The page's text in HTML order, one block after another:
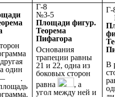
один
.
Г-8
№3-5
Площади фигур.
Теорема
Пифагора
Основания
трапеции равны
21 и 22, одна из
боковых сторон
равна
, а
угол между ней и
В